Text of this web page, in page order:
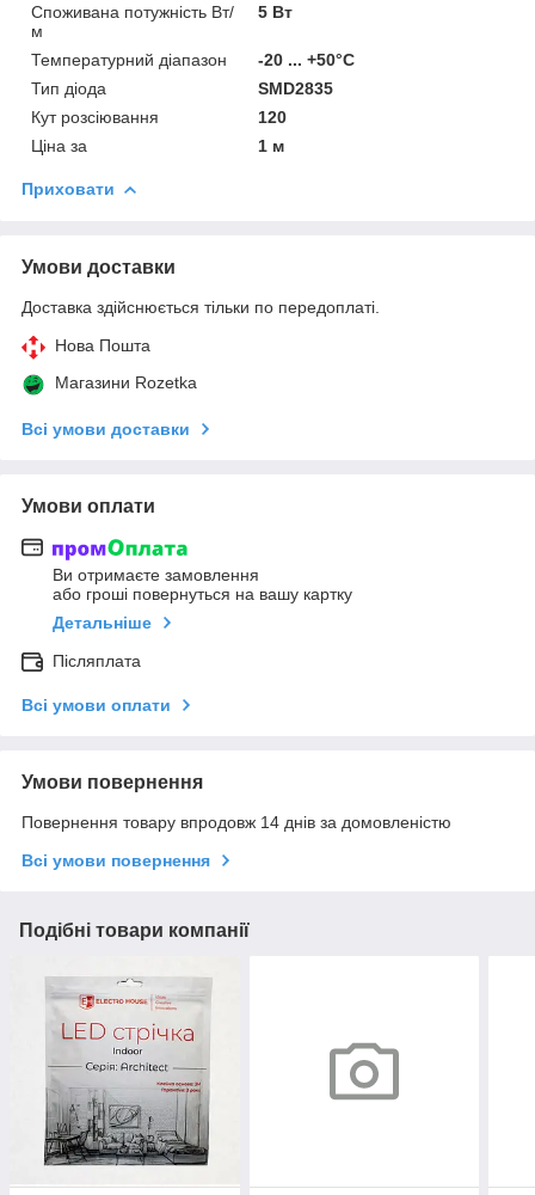
Споживана потужність Вт/
м
5 Вт
Температурний діапазон
-20 ... +50°С
Тип діода
SMD2835
Кут розсіювання
120
Ціна за
1 м
Приховати
Умови доставки
Доставка здійснюється тільки по передоплаті.
Нова Пошта
Магазини Rozetka
Всі умови доставки
Умови оплати
Ви отримаєте замовлення
або гроші повернуться на вашу картку
Детальніше
Післяплата
Всі умови оплати
Умови повернення
Повернення товару впродовж 14 днів за домовленістю
Всі умови повернення
Подібні товари компанії